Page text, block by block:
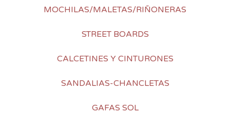
MOCHILAS/MALETAS/RIÑONERAS
STREET BOARDS
CALCETINES Y CINTURONES
SANDALIAS-CHANCLETAS
GAFAS SOL